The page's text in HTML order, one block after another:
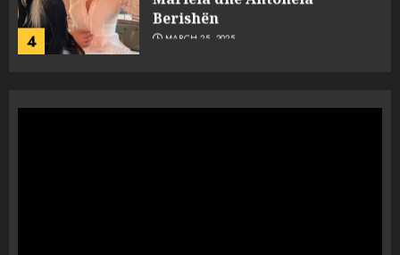
4
Berishën
MARCH 25, 2025